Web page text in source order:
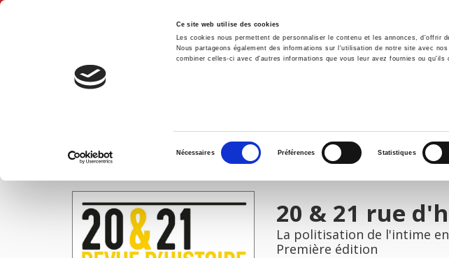
Ce site web utilise des cookies
Les cookies nous permettent de personnaliser le contenu et les annonces,
Nous partageons également des informations sur l'utilisation de notre site avec
combiner celles-ci avec d'autres informations que vous leur avez fournies ou
consentement
Nécessaires Préférences Statistiques
Accueil Environnement
IMAGES
20 & 21 rue
La politisation de l'intime
Première édition